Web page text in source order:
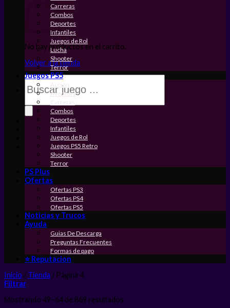
No hay productos en el carrito.
Volver a la tienda
Búsqueda
de
productos
Carreras
Combos
Deportes
Infantiles
Juegos de Rol
Lucha
Shooter
Terror
Juegos PS5
Accion
Aventura
Carreras
Combos
Deportes
Infantiles
Juegos de Rol
Juegos PS5 Retro
Shooter
Terror
PS Plus
Ofertas
Ofertas PS3
Ofertas PS4
Ofertas PS5
Noticias y Trucos
Ayuda
Guias De Descarga
Preguntas Frecuentes
Formas de pago
⭐ Reputacion
Inicio / Tienda / Página 4
Filtrar
Mostrando 49–64 de 869 resultados